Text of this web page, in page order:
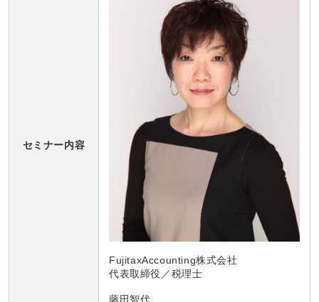
セミナー内容
FujitaxAccounting株式会社
代表取締役／税理士
藤田智代